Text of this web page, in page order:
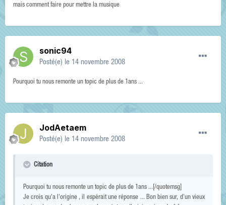
mais comment faire pour mettre la musique
sonic94
Posté(e) le 14 novembre 2008
Pourquoi tu nous remonte un topic de plus de 1ans ...
JodAetaem
Posté(e) le 14 novembre 2008
Citation
Pourquoi tu nous remonte un topic de plus de 1ans ...[/quotemsg]
Je crois qu'a l'origine , il espérait une réponse ... Bon bien sur, d'un vieux